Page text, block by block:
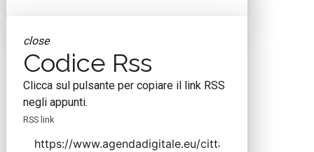
close
Codice Rss
Clicca sul pulsante per copiare il link RSS
negli appunti.
RSS link